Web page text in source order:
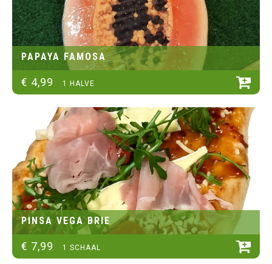
PAPAYA FAMOSA
€ 4,99 1 HALVE
PINSA VEGA BRIE
€ 7,99 1 SCHAAL